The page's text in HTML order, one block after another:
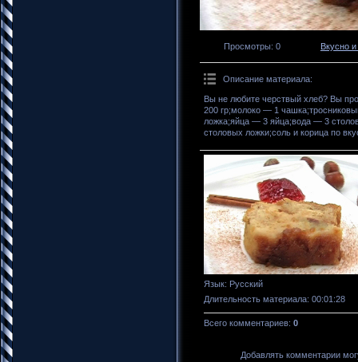
Просмотры: 0 Вкусно
Описание материала:
Вы не любите черствый хлеб? Вы
200 гр;молоко — 1
ложка;яйца — 3 яйца;вода — 3
столовых ложки;соль и корица по
Язык: Русский
Длительность материала: 00:01:28
Всего комментариев: 0
Добавлять комментарии